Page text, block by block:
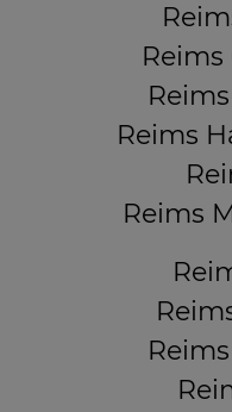
Reims
Reims
Reims